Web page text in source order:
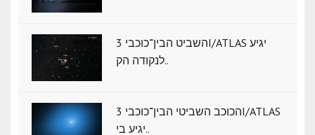
השביט הבין־כוכבי 3I/ATLAS יגיע
לנקודה הק..
הכוכב השביטי הבין־כוכבי 3I/ATLAS
יגיע בי..